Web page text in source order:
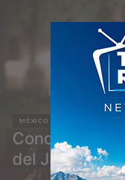
MÉXICO
Conoce la
del Jarro en